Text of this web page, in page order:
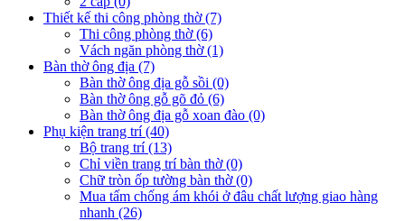
Thiết kế thi công phòng thờ (7)
Thi công phòng thờ (6)
Vách ngăn phòng thờ (1)
Bàn thờ ông địa (7)
Bàn thờ ông địa gỗ sồi (0)
Bàn thờ ông gỗ gõ đỏ (6)
Bàn thờ ông địa gỗ xoan đào (0)
Phụ kiện trang trí (40)
Bộ trang trí (13)
Chỉ viền trang trí bàn thờ (0)
Chữ tròn ốp tường bàn thờ (0)
Mua tấm chống ám khói ở đâu chất lượng giao hàng
nhanh (26)